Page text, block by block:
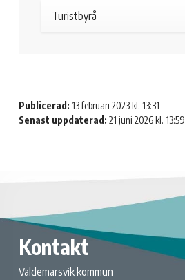
Turistbyrå
Publicerad: 13 februari 2023 kl. 13:31
Senast uppdaterad: 21 juni 2026 kl. 13:59
Kontakt
Valdemarsvik kommun